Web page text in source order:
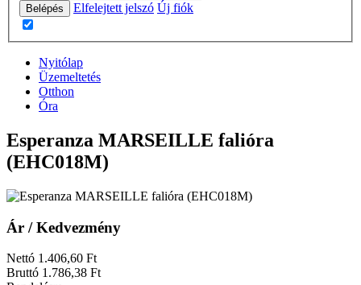
Belépés Elfelejtett jelszó Új fiók
Nyitólap
Üzemeltetés
Otthon
Óra
Esperanza MARSEILLE falióra
(EHC018M)
Ár / Kedvezmény
Nettó 1.406,60 Ft
Bruttó 1.786,38 Ft